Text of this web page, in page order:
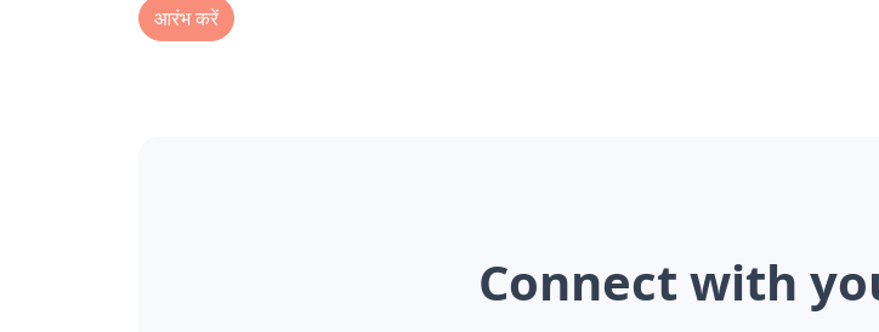
आरंभ करें
Connect with